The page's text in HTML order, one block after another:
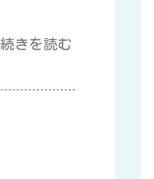
続きを読む